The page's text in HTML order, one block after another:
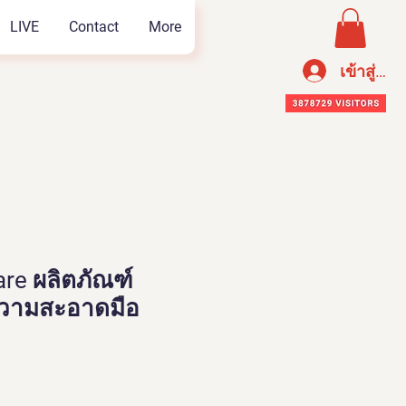
LIVE Contact More
เข้าสู่ระ
ผลิตภัณฑ์
ามสะอาดมือ